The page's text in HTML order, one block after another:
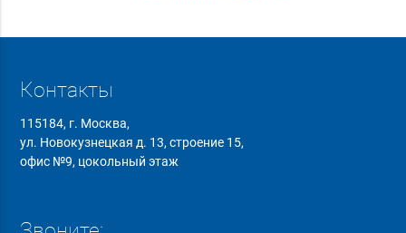
Контакты
115184, г. Москва,
ул. Новокузнецкая д. 13, строение 15,
офис №9, цокольный этаж